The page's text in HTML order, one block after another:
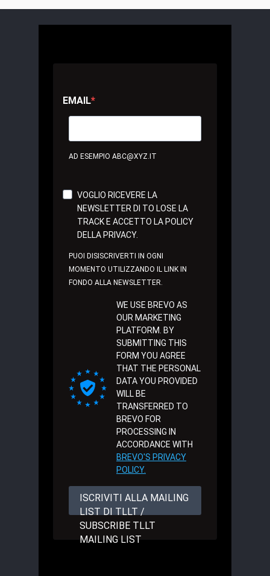
EMAIL
AD ESEMPIO ABC@XYZ.IT
VOGLIO RICEVERE LA
NEWSLETTER DI TO LOSE LA
TRACK E ACCETTO LA POLICY
DELLA PRIVACY.
PUOI DISISCRIVERTI IN OGNI
MOMENTO UTILIZZANDO IL LINK IN
FONDO ALLA NEWSLETTER.
WE USE BREVO AS
OUR MARKETING
PLATFORM. BY
SUBMITTING THIS
FORM YOU AGREE
THAT THE PERSONAL
DATA YOU PROVIDED
WILL BE
TRANSFERRED TO
BREVO FOR
PROCESSING IN
ACCORDANCE WITH
BREVO'S PRIVACY
POLICY.
ISCRIVITI ALLA MAILING
LIST DI TLLT /
SUBSCRIBE TLLT
MAILING LIST